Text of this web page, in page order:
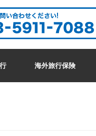
海外旅行保険